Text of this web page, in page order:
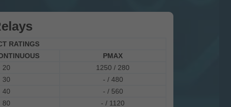
RATINGS
PMAX
20
1250 / 280
30
- / 480
40
- / 560
80
- / 1120